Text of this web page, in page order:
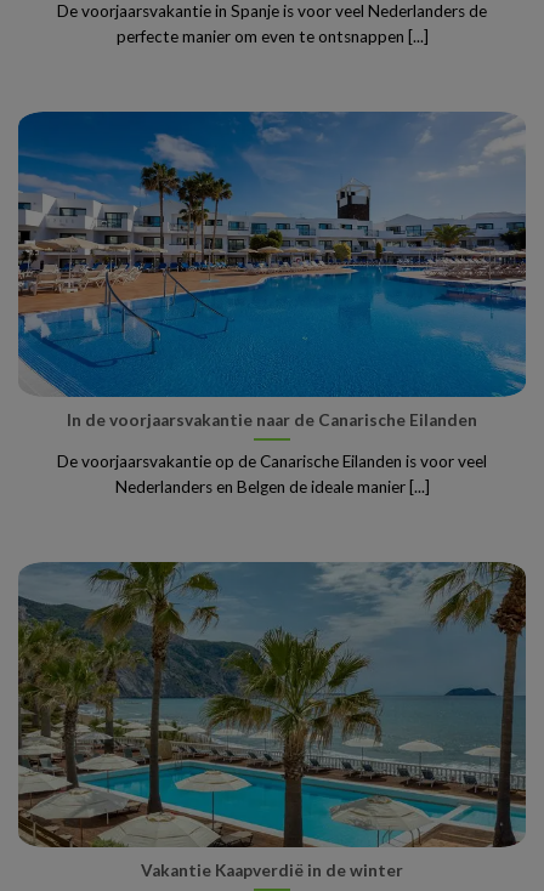
De voorjaarsvakantie in Spanje is voor veel Nederlanders de
perfecte manier om even te ontsnappen [...]
In de voorjaarsvakantie naar de Canarische Eilanden
De voorjaarsvakantie op de Canarische Eilanden is voor veel
Nederlanders en Belgen de ideale manier [...]
Vakantie Kaapverdië in de winter